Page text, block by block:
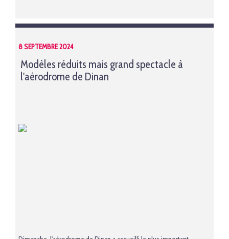
8 SEPTEMBRE 2024
Modèles réduits mais grand spectacle à
l'aérodrome de Dinan